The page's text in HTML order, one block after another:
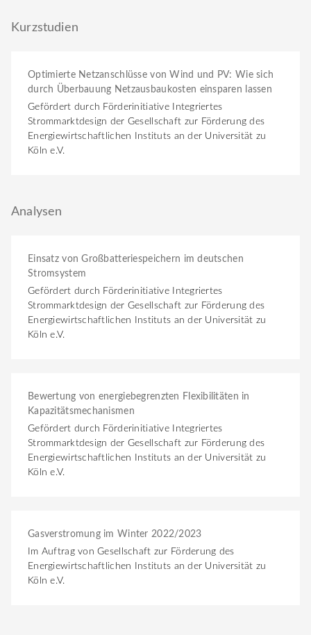
Kurzstudien
Optimierte Netzanschlüsse von Wind und PV: Wie sich
durch Überbauung Netzausbaukosten einsparen lassen
Gefördert durch Förderinitiative Integriertes
Strommarktdesign der Gesellschaft zur Förderung des
Energiewirtschaftlichen Instituts an der Universität zu
Köln e.V.
Analysen
Einsatz von Großbatteriespeichern im deutschen
Stromsystem
Gefördert durch Förderinitiative Integriertes
Strommarktdesign der Gesellschaft zur Förderung des
Energiewirtschaftlichen Instituts an der Universität zu
Köln e.V.
Bewertung von energiebegrenzten Flexibilitäten in
Kapazitätsmechanismen
Gefördert durch Förderinitiative Integriertes
Strommarktdesign der Gesellschaft zur Förderung des
Energiewirtschaftlichen Instituts an der Universität zu
Köln e.V.
Gasverstromung im Winter 2022/2023
Im Auftrag von Gesellschaft zur Förderung des
Energiewirtschaftlichen Instituts an der Universität zu
Köln e.V.